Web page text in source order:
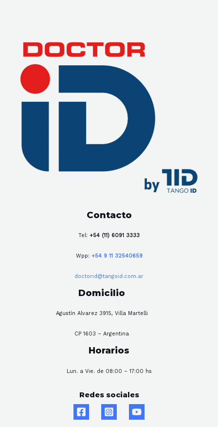
Contacto
Tel: +54 (11) 6091 3333
Wpp: +54 9 11 32540659
doctorid@tangoid.com.ar
Domicilio
Agustín Alvarez 3915, Villa Martelli
CP 1603 – Argentina
Horarios
Lun. a Vie. de 08:00 – 17:00 hs
Redes sociales